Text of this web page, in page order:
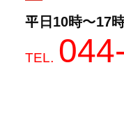
平日10時～17
TEL.